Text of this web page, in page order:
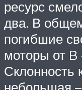
ресурс
два. В
погибшие
моторы от B
Склонность
небольшая